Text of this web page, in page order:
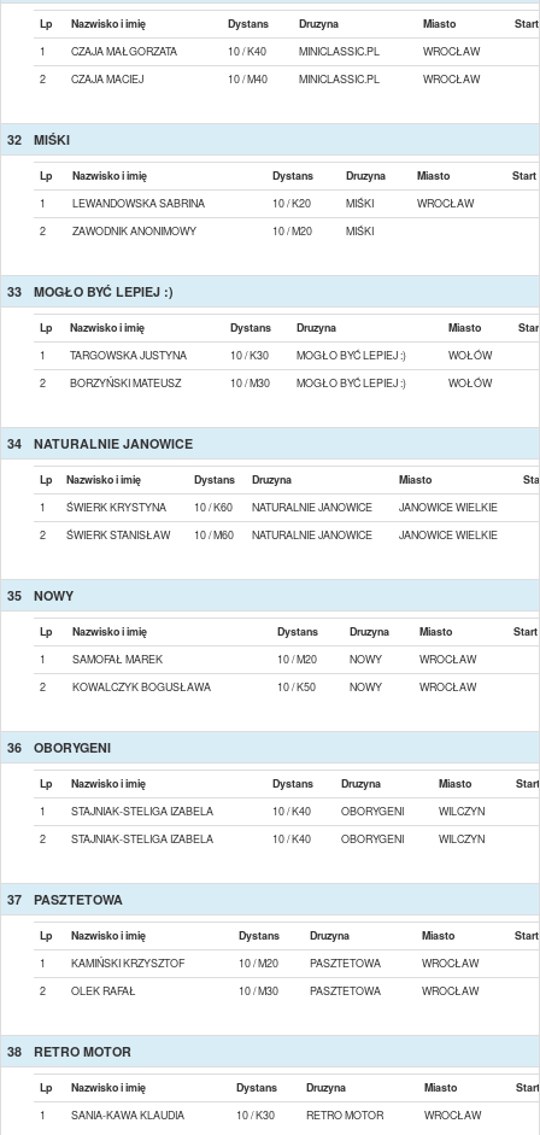
Lp Nazwisko i imię Dystans Druzyna Miasto
Start
1
CZAJA MAŁGORZATA 10 / K40 MINICLASSIC.PL
WROCŁAW
2
CZAJA MACIEJ 10 / M40 MINICLASSIC.PL WROCŁAW
32 MIŚKI
Lp Nazwisko i imię Dystans Druzyna Miasto
Start
1
LEWANDOWSKA SABRINA 10 / K20 MIŚKI
WROCŁAW
2
ZAWODNIK ANONIMOWY 10 / M20 MIŚKI
33 MOGŁO BYĆ LEPIEJ :)
Lp Nazwisko i imię Dystans Druzyna Miasto
1
TARGOWSKA JUSTYNA 10 / K30 MOGŁO BYĆ LEPIEJ :)
WOŁÓW
2
BORZYŃSKI MATEUSZ 10 / M30 MOGŁO BYĆ LEPIEJ :) WOŁÓW
34 NATURALNIE JANOWICE
Lp Nazwisko i imię Dystans Druzyna Miasto
1
ŚWIERK KRYSTYNA 10 / K60 NATURALNIE JANOWICE
JANOWICE WIELKIE
2
ŚWIERK STANISŁAW 10 / M60 NATURALNIE JANOWICE JANOWICE WIELKIE
35 NOWY
Lp Nazwisko i imię Dystans Druzyna Miasto
Start
1
SAMOFAŁ MAREK 10 / M20 NOWY
WROCŁAW
2
KOWALCZYK BOGUSŁAWA 10 / K50 NOWY WROCŁAW
36 OBORYGENI
Lp Nazwisko i imię Dystans Druzyna Miasto
Start
1
STAJNIAK-STELIGA IZABELA 10 / K40 OBORYGENI
WILCZYN
2
STAJNIAK-STELIGA IZABELA 10 / K40 OBORYGENI WILCZYN
37 PASZTETOWA
Lp Nazwisko i imię Dystans Druzyna Miasto
Start
1
KAMIŃSKI KRZYSZTOF 10 / M20 PASZTETOWA
WROCŁAW
2
OLEK RAFAŁ 10 / M30 PASZTETOWA WROCŁAW
38 RETRO MOTOR
Lp Nazwisko i imię Dystans Druzyna Miasto
Start
1
SANIA-KAWA KLAUDIA 10 / K30 RETRO MOTOR WROCŁAW